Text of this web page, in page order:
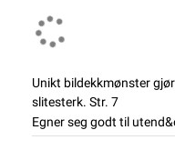
Unikt bildekkmønster
slitesterk. Str. 7
Egner seg godt til